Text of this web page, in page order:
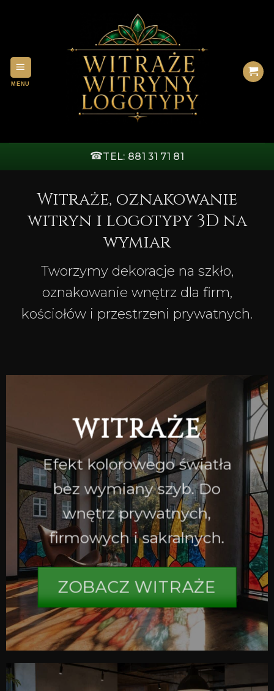
☎TEL: 881 31 71 81
Witraże, oznakowanie
witryn i logotypy 3D na
wymiar
Tworzymy dekoracje na szkło,
oznakowanie wnętrz dla firm,
kościołów i przestrzeni prywatnych.
WITRAŻE
Efekt kolorowego światła
bez wymiany szyb. Do
wnętrz prywatnych,
firmowych i sakralnych.
ZOBACZ WITRAŻE